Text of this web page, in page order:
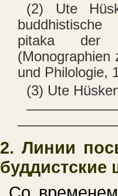
(2) Ute
buddhistische
pitaka der
(Monographien
und Philologie,
(3) Ute
2. Линии